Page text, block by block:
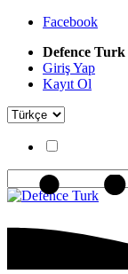
Facebook
Defence Turk
Giriş Yap
Kayıt Ol